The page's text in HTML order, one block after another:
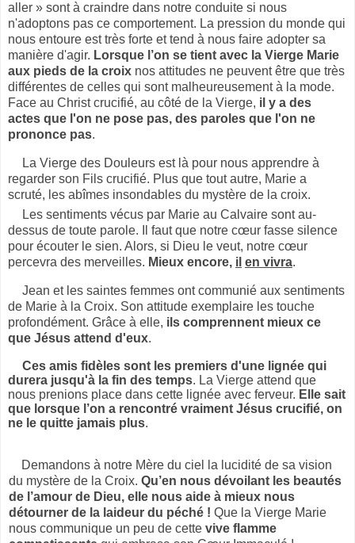
aller » sont à craindre dans notre conduite si nous
n'adoptons pas ce comportement. La pression du monde qui
nous entoure est très forte et tend à nous faire adopter sa
manière d'agir. Lorsque l’on se tient avec la Vierge Marie
aux pieds de la croix nos attitudes ne peuvent être que très
différentes de celles qui sont malheureusement à la mode.
Face au Christ crucifié, au côté de la Vierge, il y a des
actes que l'on ne pose pas, des paroles que l'on ne
prononce pas.
La Vierge des Douleurs est là pour nous apprendre à
regarder son Fils crucifié. Plus que tout autre, Marie a
scruté, les abîmes insondables du mystère de la croix.
Les sentiments vécus par Marie au Calvaire sont au-
dessus de toute parole. Il faut que notre cœur fasse silence
pour écouter le sien. Alors, si Dieu le veut, notre cœur
percevra des merveilles. Mieux encore, il en vivra.
Jean et les saintes femmes ont communié aux sentiments
de Marie à la Croix. Son attitude exemplaire les touche
profondément. Grâce à elle, ils comprennent mieux ce
que Jésus attend d'eux.
Ces amis fidèles sont les premiers d'une lignée qui
durera jusqu'à la fin des temps. La Vierge attend que
nous prenions place dans cette lignée avec ferveur. Elle sait
que lorsque l’on a rencontré vraiment Jésus crucifié, on
ne le quitte jamais plus.
Demandons à notre Mère du ciel la lucidité de sa vision
du mystère de la Croix. Qu’en nous dévoilant les beautés
de l’amour de Dieu, elle nous aide à mieux nous
détourner de la laideur du péché ! Que la Vierge Marie
nous communique un peu de cette vive flamme